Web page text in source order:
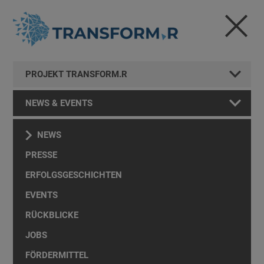
PROJEKT TRANSFORM.R
NEWS & EVENTS
NEWS
PRESSE
ERFOLGSGESCHICHTEN
EVENTS
RÜCKBLICKE
JOBS
FÖRDERMITTEL